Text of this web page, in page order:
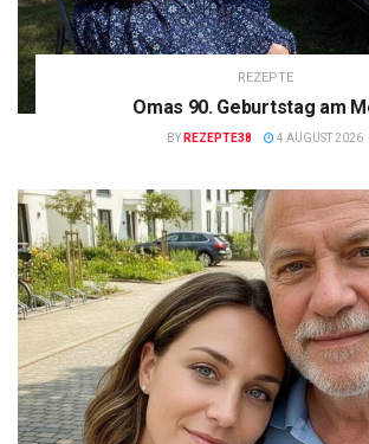
REZEPTE
Omas 90. Geburtstag am
BY REZEPTE38 4 AUGUST 2026